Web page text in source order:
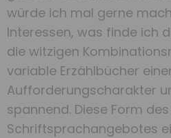
würde ich mal gerne
Interessen, was finde ich
die witzigen
variable Erzählbücher
Aufforderungscharakter
spannend. Diese Form des
Schriftsprachangebotes